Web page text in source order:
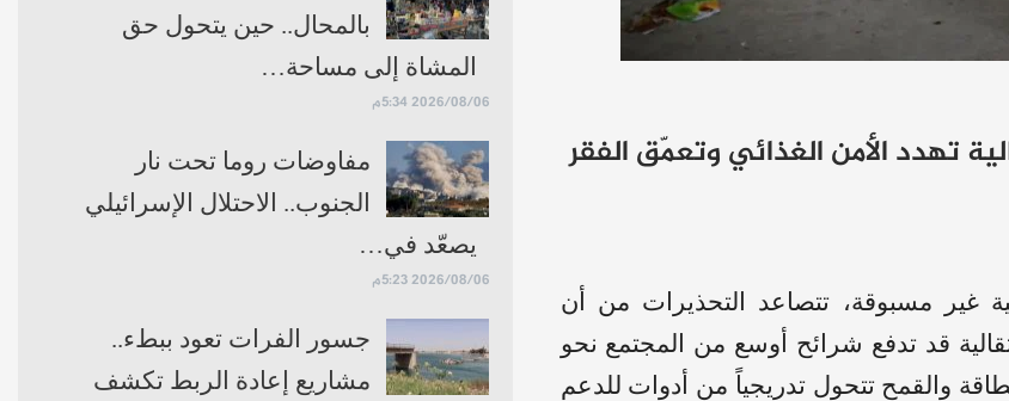
تهدد الأمن الغذائي وتعمّق الفقر
مسبوقة، تتصاعد التحذيرات من أن
قد تدفع شرائح أوسع من المجتمع نحو
والقمح تتحول تدريجياً من أدوات للدعم
بالمحال.. حين يتحول حق
المشاة إلى مساحة…
2026/08/06 5:34م
مفاوضات روما تحت نار
الجنوب.. الاحتلال الإسرائيلي
يصعّد في…
2026/08/06 5:23م
جسور الفرات تعود ببطء..
مشاريع إعادة الربط تكشف